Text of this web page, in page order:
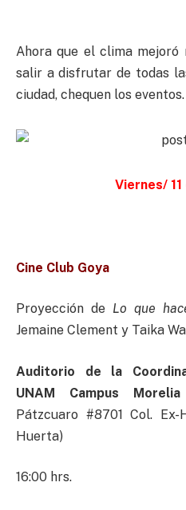
Ahora que el clima
salir a disfrutar de todas
ciudad, chequen los eventos.
Viernes/
Cine Club Goya
Proyección de Lo que
Jemaine Clement y Taika
Auditorio de la
UNAM Campus Morelia
Pátzcuaro #8701 Col.
Huerta)
16:00 hrs.